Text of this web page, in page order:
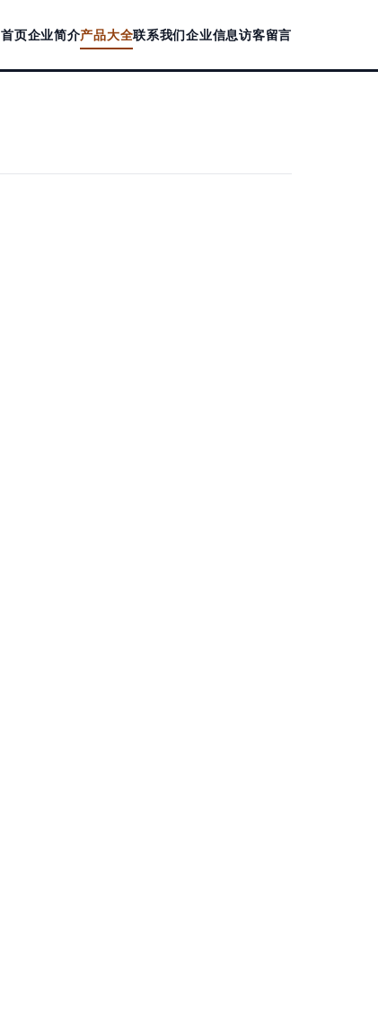
首页企业简介产品大全联系我们企业信息访客留言